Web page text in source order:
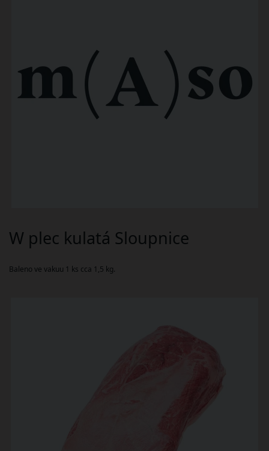
Baleno ve vakuu 1 ks cca 1,5 kg.
W plec kulatá Sloupnice